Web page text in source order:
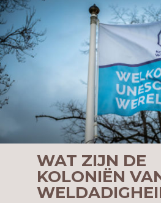
WAT ZIJN DE
KOLONIËN